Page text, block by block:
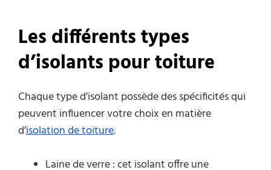
Les différents types
d’isolants pour toiture
Chaque type d’isolant possède des spécificités qui
peuvent influencer votre choix en matière
d’isolation de toiture.
Laine de verre : cet isolant offre une